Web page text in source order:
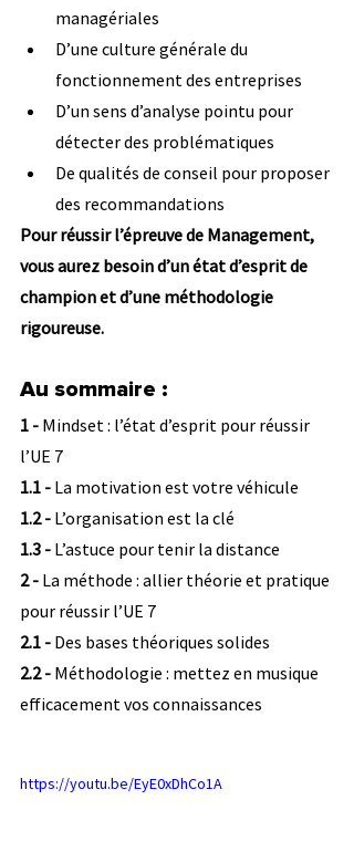
managériales
D’une culture générale du
fonctionnement des entreprises
D’un sens d’analyse pointu pour
détecter des problématiques
De qualités de conseil pour proposer
des recommandations
Pour réussir l’épreuve de Management,
vous aurez besoin d’un état d’esprit de
champion et d’une méthodologie
rigoureuse.
Au sommaire :
1 - Mindset : l’état d’esprit pour réussir
l’UE 7
1.1 - La motivation est votre véhicule
1.2 - L’organisation est la clé
1.3 - L’astuce pour tenir la distance
2 - La méthode : allier théorie et pratique
pour réussir l’UE 7
2.1 - Des bases théoriques solides
2.2 - Méthodologie : mettez en musique
efficacement vos connaissances
https://youtu.be/EyE0xDhCo1A